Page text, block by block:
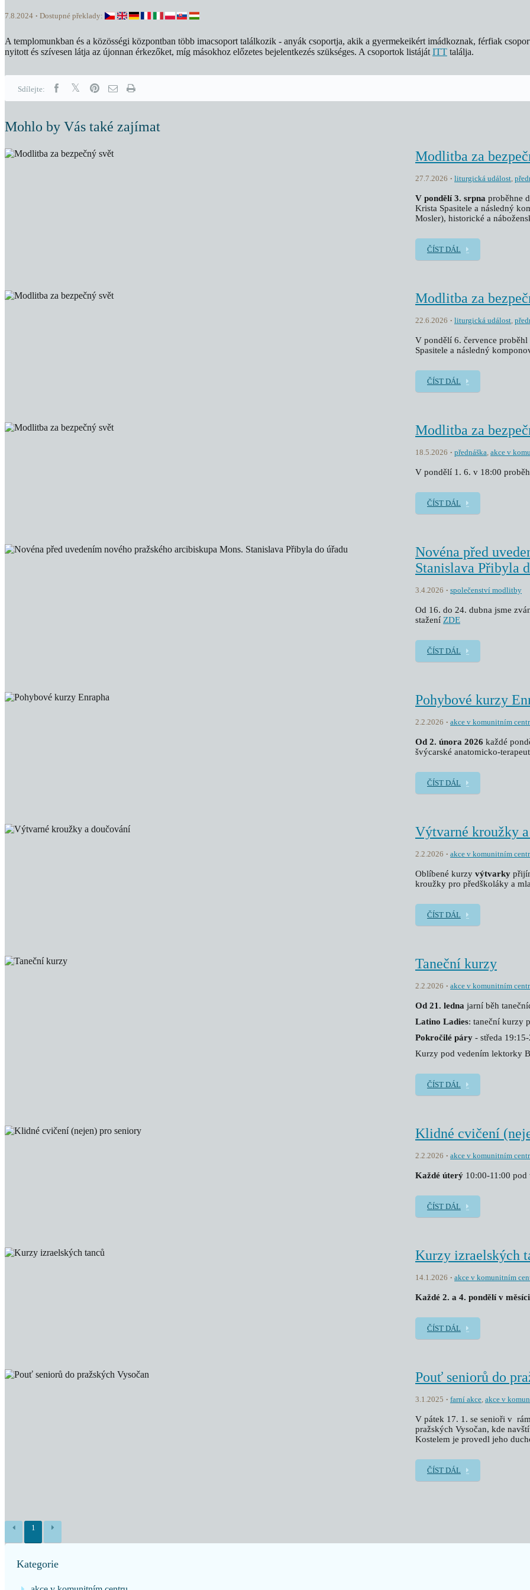
7.8.2024 Dostupné překlady:
A templomunkban és a közösségi központban több imacsoport találkozik - anyák csoportja, akik a gyermekeikért imádkoznak, férfiak
nyitott és szívesen látja az újonnan érkezőket, míg másokhoz előzetes bejelentkezés szükséges. A csoportok listáját ITT találja.
Sdílejte:
Mohlo by Vás také zajímat
Modlitba za
27.7.2026 liturgická událost,
V pondělí 3. srpna proběhne
Krista Spasitele a následný
Mosler), historické a
ČÍST DÁL
Modlitba za
22.6.2026 liturgická událost,
V pondělí 6. července
Spasitele a následný
ČÍST DÁL
Modlitba za
18.5.2026 přednáška, akce v
V pondělí 1. 6. v 18:00
ČÍST DÁL
Novéna před
Stanislava Přibyla
3.4.2026 společenství modlitby
Od 16. do 24. dubna jsme
stažení ZDE
ČÍST DÁL
Pohybové kurzy
2.2.2026 akce v komunitním
Od 2. února 2026 každé
švýcarské anatomicko-
ČÍST DÁL
Výtvarné kroužky
2.2.2026 akce v komunitním
Oblíbené kurzy výtvarky
kroužky pro předškoláky a
ČÍST DÁL
Taneční kurzy
2.2.2026 akce v komunitním
Od 21. ledna jarní běh
Latino Ladies: taneční kurzy
Pokročilé páry - středa
Kurzy pod vedením lektorky
ČÍST DÁL
Klidné cvičení
2.2.2026 akce v komunitním
Každé úterý 10:00-11:00
ČÍST DÁL
Kurzy izraelských
14.1.2026 akce v komunitním
Každé 2. a 4. pondělí v
ČÍST DÁL
Pouť seniorů do
3.1.2025 farní akce, akce v
V pátek 17. 1. se senioři v
pražských Vysočan, kde
Kostelem je provedl jeho
ČÍST DÁL
1
Kategorie